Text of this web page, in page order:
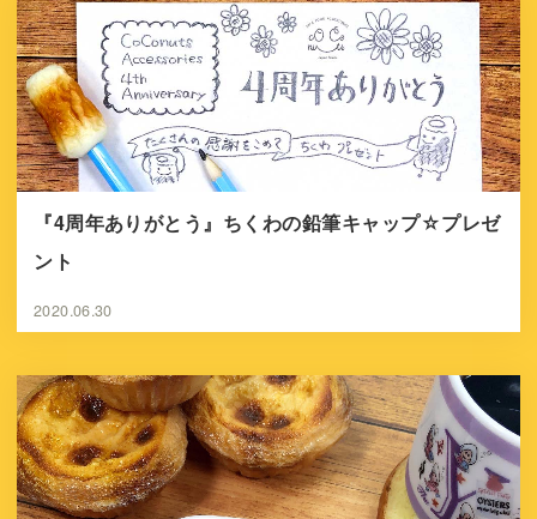
『4周年ありがとう』ちくわの鉛筆キャップ☆プレゼ
ント
2020.06.30